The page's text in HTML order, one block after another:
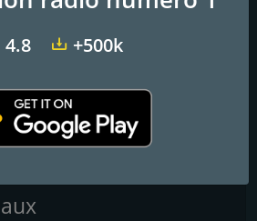
4.8 +500k